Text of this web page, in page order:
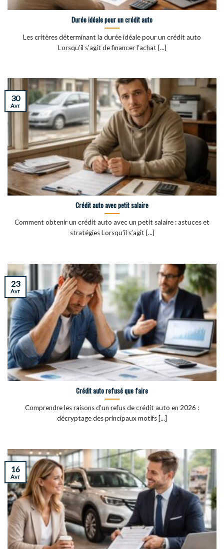
Durée idéale pour un crédit auto
Les critères déterminant la durée idéale pour un crédit auto
Lorsqu’il s’agit de financer l’achat [...]
Crédit auto avec petit salaire
Comment obtenir un crédit auto avec un petit salaire : astuces et
stratégies Lorsqu’il s’agit [...]
30
Avr
Crédit auto refusé que faire
Comprendre les raisons d’un refus de crédit auto en 2026 :
décryptage des principaux motifs [...]
23
Avr
16
Avr